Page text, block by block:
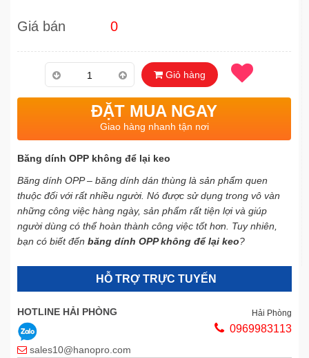
Giá bán 0
Giỏ hàng
ĐẶT MUA NGAY
Giao hàng nhanh tận nơi
Băng dính OPP không để lại keo
Băng dính OPP – băng dính dán thùng là sản phẩm quen
thuộc đối với rất nhiều người. Nó được sử dụng trong vô vàn
những công việc hàng ngày, sản phẩm rất tiện lợi và giúp
người dùng có thể hoàn thành công việc tốt hơn. Tuy nhiên,
bạn có biết đến băng dính OPP không để lại keo?
HỖ TRỢ TRỰC TUYẾN
HOTLINE HẢI PHÒNG Hải Phòng
0969983113
sales10@hanopro.com